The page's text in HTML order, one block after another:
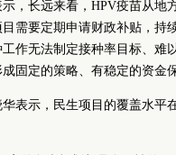
，长远来看，HPV疫苗从地
需要定期申请财政补贴，持
作无法制定接种率目标、难
固定的策略、有稳定的资金
华表示，民生项目的覆盖水平